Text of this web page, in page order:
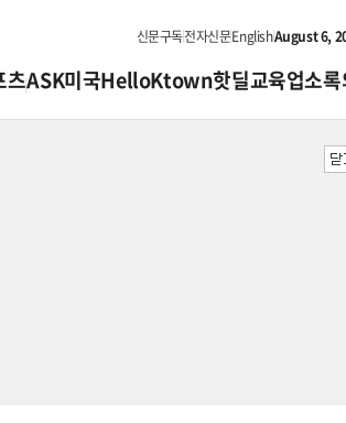
신문구독전자신문EnglishAugust 6,
츠ASK미국HelloKtown핫딜교육업소록